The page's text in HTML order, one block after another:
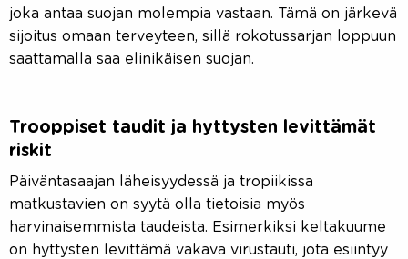
joka antaa suojan molempia vastaan. Tämä on järkevä
sijoitus omaan terveyteen, sillä rokotussarjan loppuun
saattamalla saa elinikäisen suojan.
Trooppiset taudit ja hyttysten levittämät
riskit
Päiväntasaajan läheisyydessä ja tropiikissa
matkustavien on syytä olla tietoisia myös
harvinaisemmista taudeista. Esimerkiksi keltakuume
on hyttysten levittämä vakava virustauti, jota esiintyy